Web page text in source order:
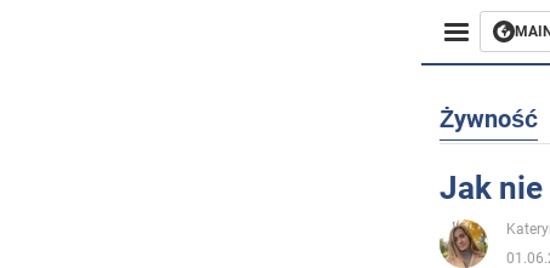
MAIN
Żywność
Jak nie